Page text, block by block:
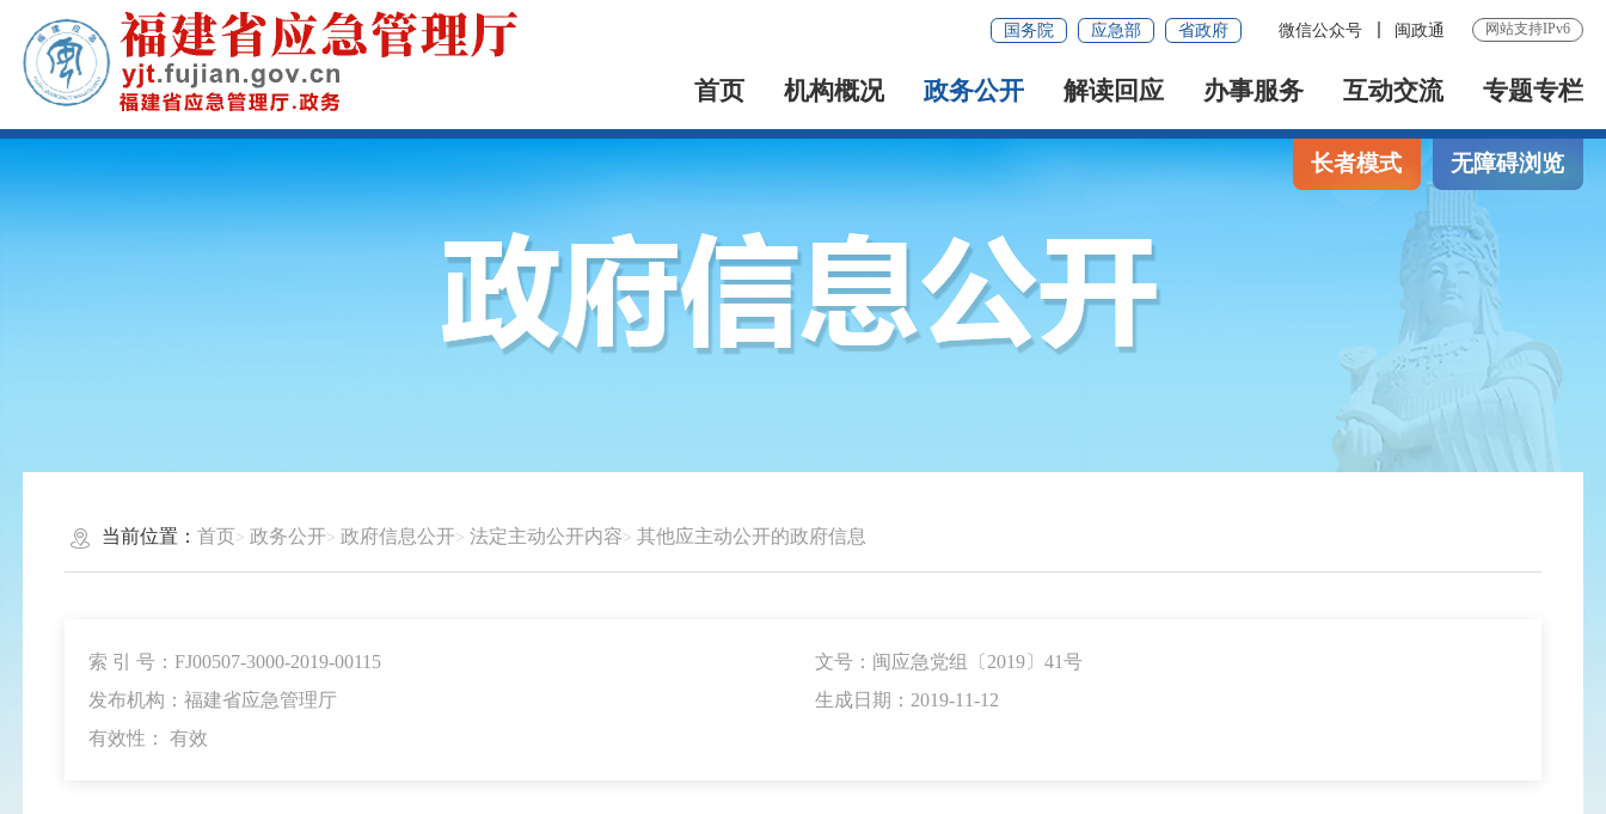
国务院 应急部 省政府 微信公众号 闽政通 网站支持IPv6
首页 机构概况 政务公开 解读回应 办事服务 互动交流 专题专栏
长者模式 无障碍浏览
当前位置： 首页 政务公开 政府信息公开 法定主动公开内容 其他应主动公开的政府信息
索 引 号：FJ00507-3000-2019-00115
文号：闽应急党组〔2019〕41号
发布机构：福建省应急管理厅
生成日期：2019-11-12
有效性： 有效